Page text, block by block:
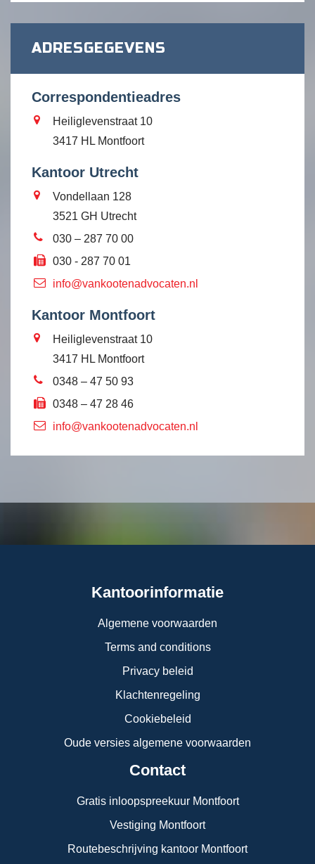
ADRESGEGEVENS
Correspondentieadres
Heiliglevenstraat 10
3417 HL Montfoort
Kantoor Utrecht
Vondellaan 128
3521 GH Utrecht
030 – 287 70 00
030 - 287 70 01
info@vankootenadvocaten.nl
Kantoor Montfoort
Heiliglevenstraat 10
3417 HL Montfoort
0348 – 47 50 93
0348 – 47 28 46
info@vankootenadvocaten.nl
Kantoorinformatie
Algemene voorwaarden
Terms and conditions
Privacy beleid
Klachtenregeling
Cookiebeleid
Oude versies algemene voorwaarden
Contact
Gratis inloopspreekuur Montfoort
Vestiging Montfoort
Routebeschrijving kantoor Montfoort